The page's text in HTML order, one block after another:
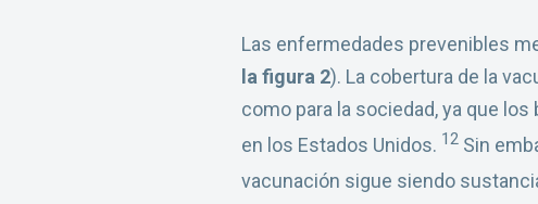
Las enfermedades prevenibles
la figura 2). La cobertura de la
como para la sociedad, ya que
en los Estados Unidos. 12 Sin
vacunación sigue siendo